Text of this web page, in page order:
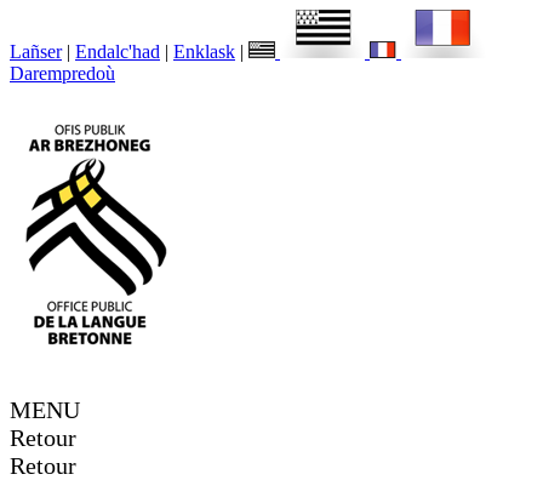
Lañser | Endalc'had | Enklask |
Darempredoù
MENU
Retour
Retour